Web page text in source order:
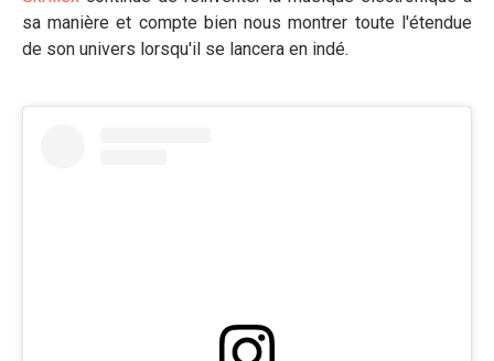
sa manière et compte bien nous montrer toute l'étendue
de son univers lorsqu'il se lancera en indé.